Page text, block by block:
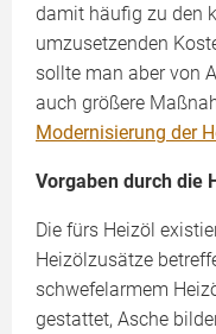
damit häufig zu den
umzusetzenden
sollte man aber von
auch größere
Modernisierung der
Vorgaben durch die
Die fürs Heizöl
Heizölzusätze
schwefelarmem
gestattet, Asche